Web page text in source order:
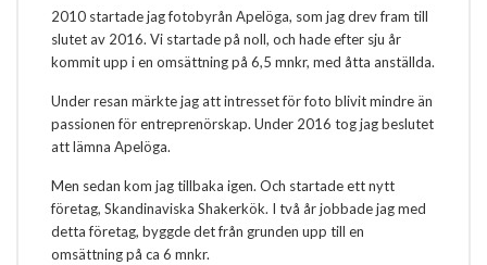
2010 startade jag fotobyrån Apelöga, som jag drev fram till
slutet av 2016. Vi startade på noll, och hade efter sju år
kommit upp i en omsättning på 6,5 mnkr, med åtta anställda.
Under resan märkte jag att intresset för foto blivit mindre än
passionen för entreprenörskap. Under 2016 tog jag beslutet
att lämna Apelöga.
Men sedan kom jag tillbaka igen. Och startade ett nytt
företag, Skandinaviska Shakerkök. I två år jobbade jag med
detta företag, byggde det från grunden upp till en
omsättning på ca 6 mnkr.